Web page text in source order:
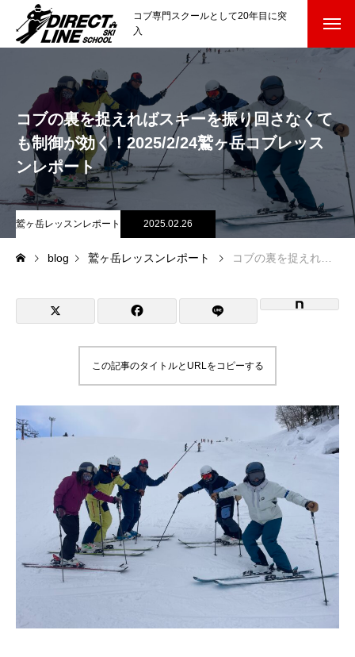
コブ専門スクールとして20年目に突
入
スクールについて知る Directline Ski School
コンセプトと開催スキー場
参加までの流れ
レッスン料金
参加費のお支払い
各会場の集合場所
スキー場から選ぶ Ski Area
鷲ヶ岳＆高鷲スノーパーク
宮城山形
白馬五竜FA
レッスンテーマから選ぶ Lesson Theme
コブの裏を捉えればスキーを振り回さなくて
も制御が効く！2025/2/24鷲ヶ岳コブレッス
ンレポート
鷲ヶ岳レッスンレポート 2025.02.26
blog 鷲ヶ岳レッスンレポート コブの裏を捉えればスキーを振り回さなくても制御が効く！2025/2/24鷲ヶ岳コブレッスンレポート
この記事のタイトルとURLをコピーする